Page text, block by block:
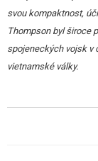
svou kompaktnost,
Thompson byl široce
spojeneckých vojsk v
vietnamské války.
legendárního